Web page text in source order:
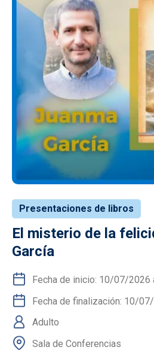
Presentaciones de libros
El misterio de la
García
Fecha de inicio: 10/07/2026
Fecha de finalización: 10/
Adulto
Sala de Conferencias